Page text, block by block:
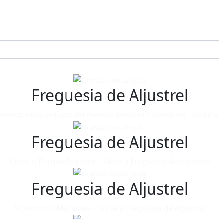
Freguesia de Aljustrel
Freguesia de Aljustrel
Freguesia de Aljustrel